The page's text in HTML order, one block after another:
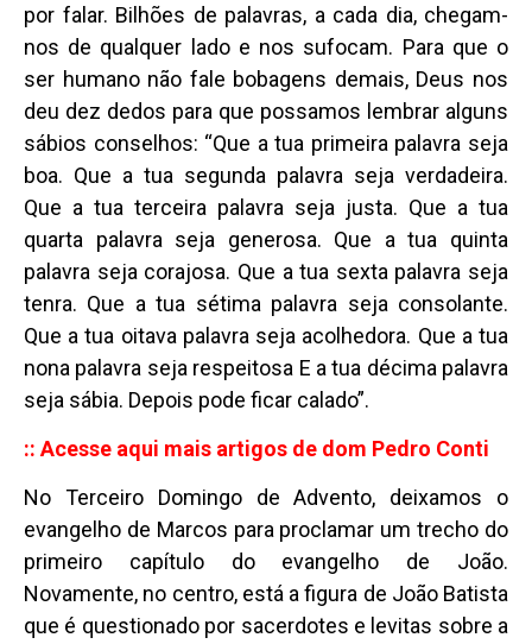
por falar. Bilhões de palavras, a cada dia, chegam-
nos de qualquer lado e nos sufocam. Para que o
ser humano não fale bobagens demais, Deus nos
deu dez dedos para que possamos lembrar alguns
sábios conselhos: “Que a tua primeira palavra seja
boa. Que a tua segunda palavra seja verdadeira.
Que a tua terceira palavra seja justa. Que a tua
quarta palavra seja generosa. Que a tua quinta
palavra seja corajosa. Que a tua sexta palavra seja
tenra. Que a tua sétima palavra seja consolante.
Que a tua oitava palavra seja acolhedora. Que a tua
nona palavra seja respeitosa E a tua décima palavra
seja sábia. Depois pode ficar calado”.
:: Acesse aqui mais artigos de dom Pedro Conti
No Terceiro Domingo de Advento, deixamos o
evangelho de Marcos para proclamar um trecho do
primeiro capítulo do evangelho de João.
Novamente, no centro, está a figura de João Batista
que é questionado por sacerdotes e levitas sobre a